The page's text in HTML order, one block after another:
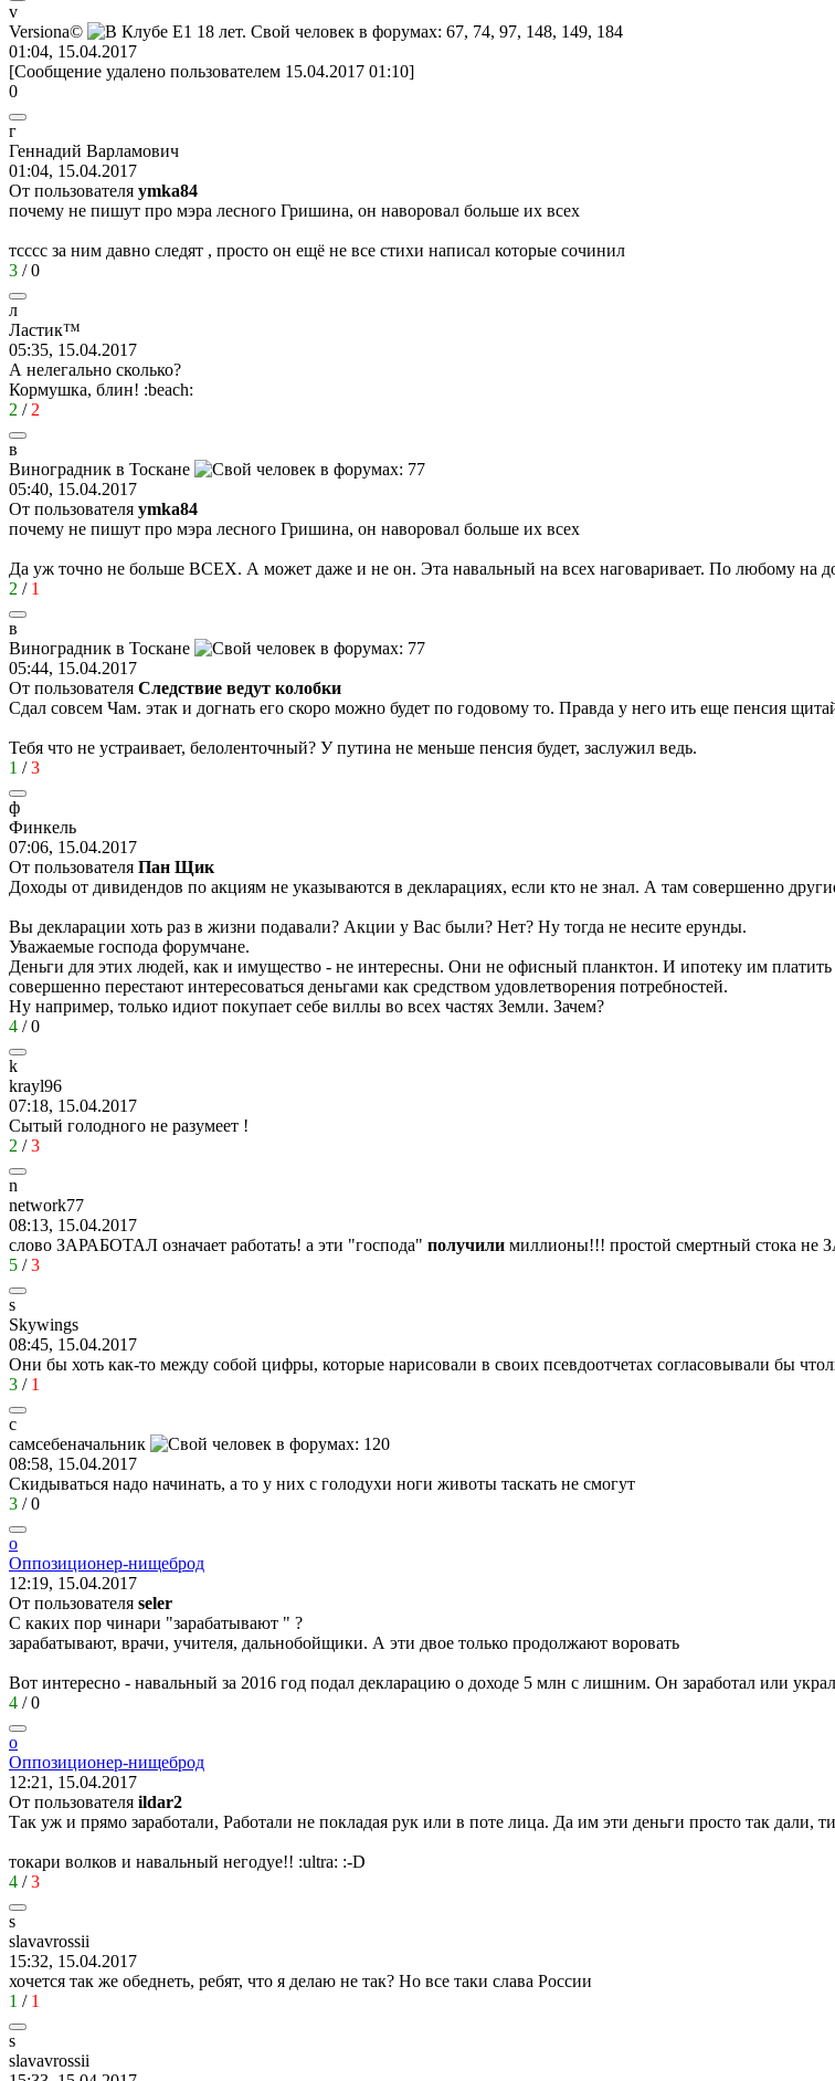
v
Versiona©
01:04, 15.04.2017
[Сообщение удалено пользователем 15.04.2017 01:10]
0
г
Геннадий Варламович
01:04, 15.04.2017
От пользователя ymka84
почему не пишут про мэра лесного Гришина, он наворовал больше их всех
тсссс за ним давно следят , просто он ещё не все стихи написал которые сочинил
3 /0
л
Ластик™
05:35, 15.04.2017
А нелегально сколько?
Кормушка, блин! :beach:
2 / 2
в
Виноградник в Тоскане
05:40, 15.04.2017
От пользователя ymka84
почему не пишут про мэра лесного Гришина, он наворовал больше их всех
Да уж точно не больше ВСЕХ. А может даже и не он. Эта навальный на всех наговаривает. По любому на
2 / 1
в
Виноградник в Тоскане
05:44, 15.04.2017
От пользователя Cледствие ведут колобки
Сдал совсем Чам. этак и догнать его скоро можно будет по годовому то. Правда у него ить еще пенсия
Тебя что не устраивает, белоленточный? У путина не меньше пенсия будет, заслужил ведь.
1 /3
ф
Финкель
07:06, 15.04.2017
От пользователя Пан Щик
Доходы от дивидендов по акциям не указываются в декларациях, если кто не знал. А там совершенно
Вы декларации хоть раз в жизни подавали? Акции у Вас были? Нет? Ну тогда не несите ерунды.
Уважаемые господа форумчане.
Деньги для этих людей, как и имущество - не интересны. Они не офисный планктон. И ипотеку им
совершенно перестают интересоваться деньгами как средством удовлетворения потребностей.
Ну например, только идиот покупает себе виллы во всех частях Земли. Зачем?
4 /0
k
krayl96
07:18, 15.04.2017
Сытый голодного не разумеет !
2 /3
n
network77
08:13, 15.04.2017
слово ЗАРАБОТАЛ означает работать! а эти "господа" получили миллионы!!! простой смертный стока
5 /3
s
Skywings
08:45, 15.04.2017
Они бы хоть как-то между собой цифры, которые нарисовали в своих псевдоотчетах согласовывали бы
3 / 1
с
самсебеначальник
08:58, 15.04.2017
Скидываться надо начинать, а то у них с голодухи ноги животы таскать не смогут
3 /0
о
Оппозиционер-нищеброд
12:19, 15.04.2017
От пользователя seler
С каких пор чинари "зарабатывают " ?
зарабатывают, врачи, учителя, дальнобойщики. А эти двое только продолжают воровать
Вот интересно - навальный за 2016 год подал декларацию о доходе 5 млн с лишним. Он заработал или
4 /0
о
Оппозиционер-нищеброд
12:21, 15.04.2017
От пользователя ildar2
Так уж и прямо заработали, Работали не покладая рук или в поте лица. Да им эти деньги просто так дали,
токари волков и навальный негодуе!! :ultra: :-D
4 /3
s
slavavrossii
15:32, 15.04.2017
хочется так же обеднеть, ребят, что я делаю не так? Но все таки слава России
1 / 1
s
slavavrossii